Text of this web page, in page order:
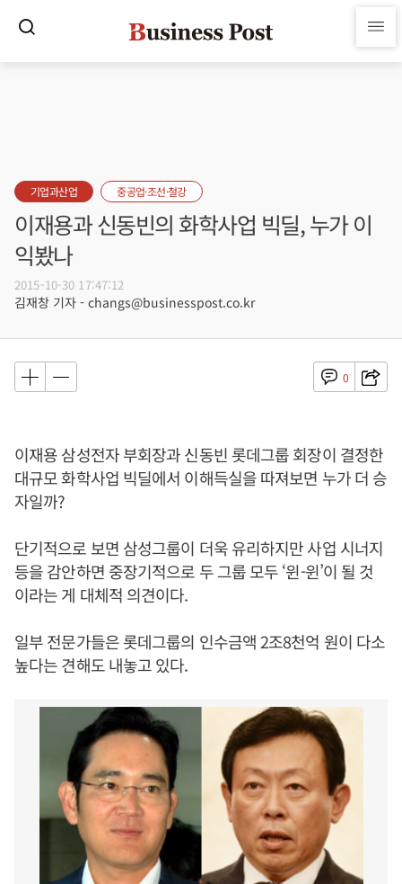
기업과산업 중공업·조선·철강
이재용과 신동빈의 화학사업 빅딜, 누가 이
익봤나
2015-10-30 17:47:12
김재창 기자 - changs@businesspost.co.kr
0
이재용 삼성전자 부회장과 신동빈 롯데그룹 회장이 결정한
대규모 화학사업 빅딜에서 이해득실을 따져보면 누가 더 승
자일까?
단기적으로 보면 삼성그룹이 더욱 유리하지만 사업 시너지
등을 감안하면 중장기적으로 두 그룹 모두 ‘윈-윈’이 될 것
이라는 게 대체적 의견이다.
일부 전문가들은 롯데그룹의 인수금액 2조8천억 원이 다소
높다는 견해도 내놓고 있다.